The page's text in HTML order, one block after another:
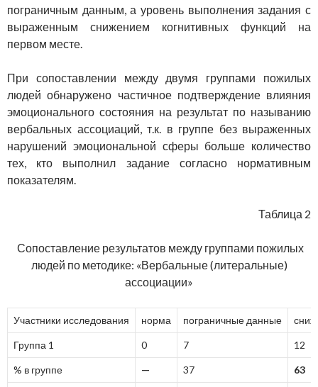
пограничным данным, а уровень выполнения задания с
выраженным снижением когнитивных функций на
первом месте.
При сопоставлении между двумя группами пожилых
людей обнаружено частичное подтверждение влияния
эмоционального состояния на результат по называнию
вербальных ассоциаций, т.к. в группе без выраженных
нарушений эмоциональной сферы больше количество
тех, кто выполнил задание согласно нормативным
показателям.
Таблица 2
Сопоставление результатов между группами пожилых
людей по методике: «Вербальные (литеральные)
ассоциации»
Участники исследования норма пограничные данные
Группа 1 0 7 12
% в группе — 37 63